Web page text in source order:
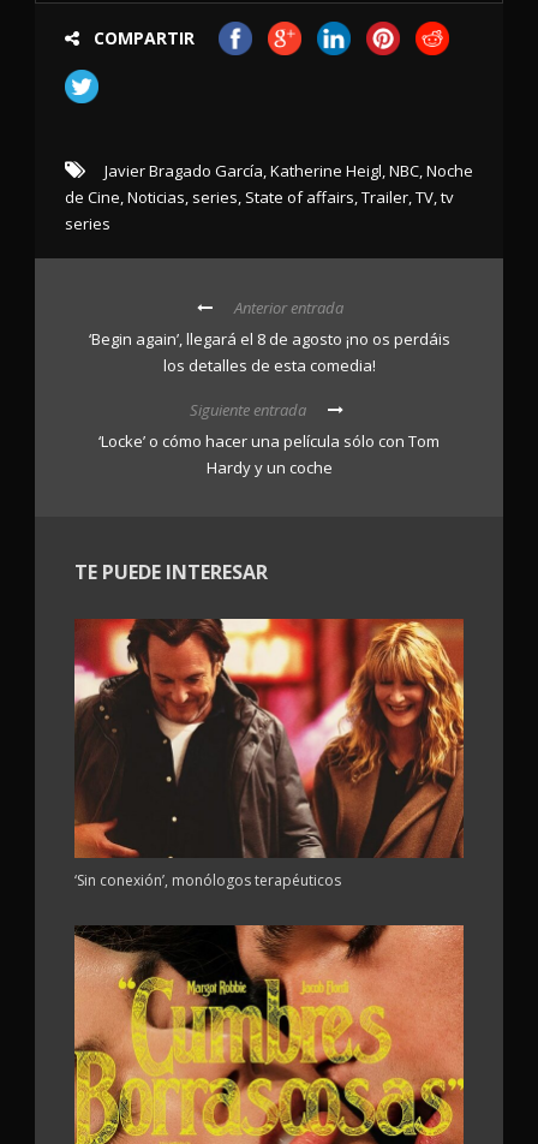
COMPARTIR
Javier Bragado García,Katherine Heigl,NBC,Noche
de Cine,Noticias, series, State of affairs,Trailer,TV,tv
series
Anterior entrada
‘Begin again’, llegará el 8 de agosto ¡no os perdáis
los detalles de esta comedia!
Siguiente entrada
‘Locke’ o cómo hacer una película sólo con Tom
Hardy y un coche
TE PUEDE INTERESAR
‘Sin conexión’, monólogos terapéuticos